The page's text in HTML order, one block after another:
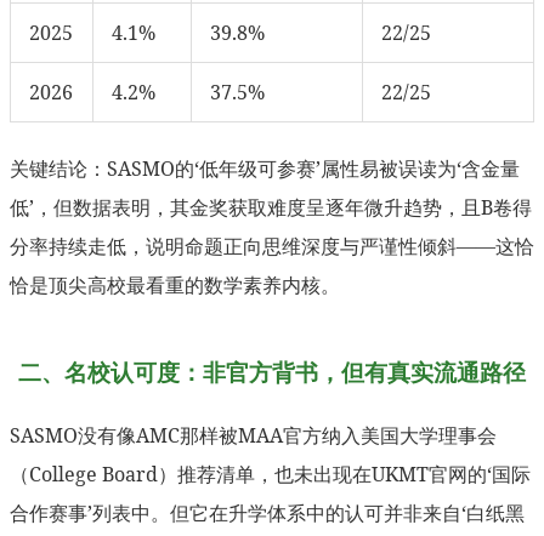
2025 4.1% 39.8% 22/25
2026 4.2% 37.5% 22/25
关键结论：SASMO的‘低年级可参赛’属性易被误读为‘含金量
低’，但数据表明，其金奖获取难度呈逐年微升趋势，且B卷得
分率持续走低，说明命题正向思维深度与严谨性倾斜——这恰
恰是顶尖高校最看重的数学素养内核。
二、名校认可度：非官方背书，但有真实流通路径
SASMO没有像AMC那样被MAA官方纳入美国大学理事会
（College Board）推荐清单，也未出现在UKMT官网的‘国际
合作赛事’列表中。但它在升学体系中的认可并非来自‘白纸黑